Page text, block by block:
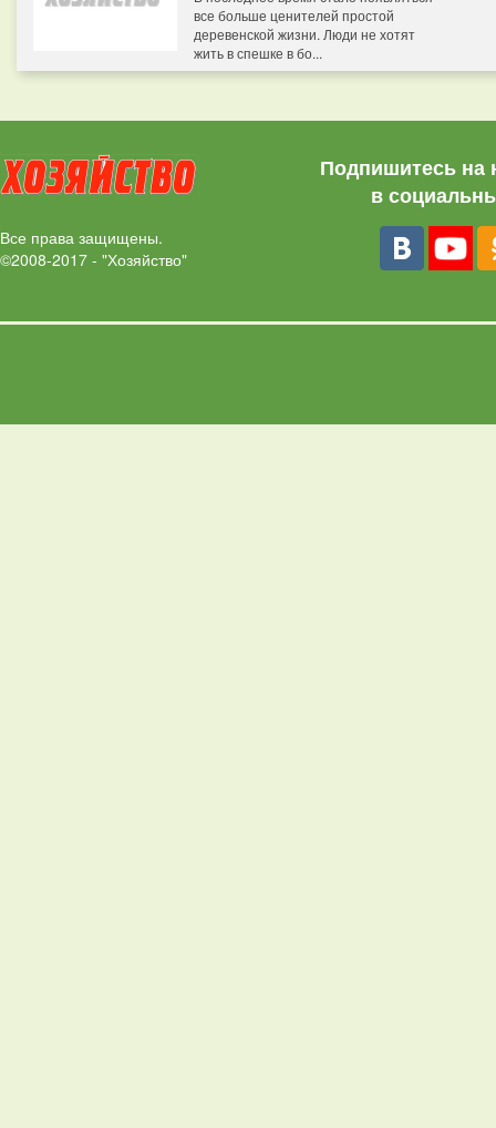
все больше ценителей простой
деревенской жизни. Люди не хотят
жить в спешке в бо...
Все права защищены.
©2008-2017 - "Хозяйство"
Подпишитесь на
в